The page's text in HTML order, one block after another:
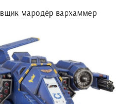
мародёр вархаммер